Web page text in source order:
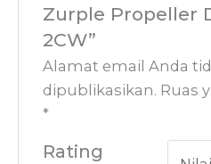
Zurple Propeller
2CW”
Alamat email Anda
dipublikasikan. Ruas
*
Rating